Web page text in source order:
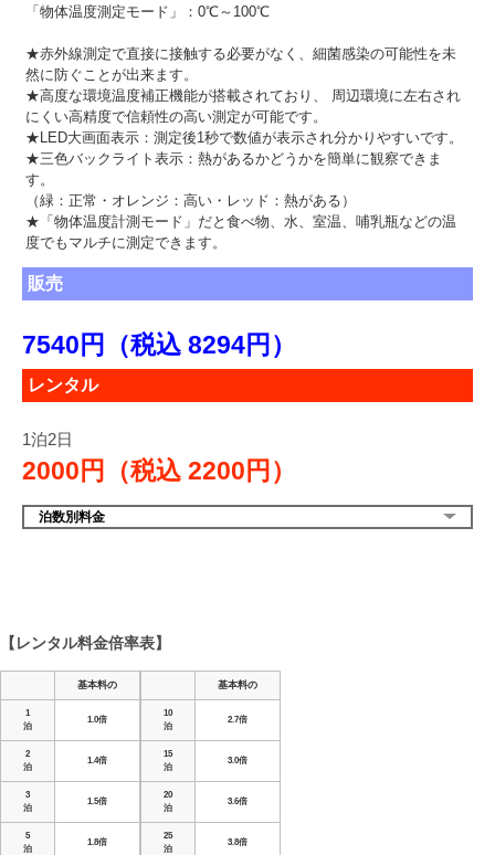
「物体温度測定モード」：0℃～100℃
★赤外線測定で直接に接触する必要がなく、細菌感染の可能性を未
然に防ぐことが出来ます。
★高度な環境温度補正機能が搭載されており、 周辺環境に左右され
にくい高精度で信頼性の高い測定が可能です。
★LED大画面表示：測定後1秒で数値が表示され分かりやすいです。
★三色バックライト表示：熱があるかどうかを簡単に観察できま
す。
（緑：正常・オレンジ：高い・レッド：熱がある）
★「物体温度計測モード」だと食べ物、水、室温、哺乳瓶などの温
度でもマルチに測定できます。
販売
7540円（税込 8294円）
レンタル
1泊2日
2000円（税込 2200円）
泊数別料金
【レンタル料金倍率表】
基本料の
1
泊
1.0倍
2
泊
1.4倍
3
泊
1.5倍
5
泊
1.8倍
基本料の
10
泊
2.7倍
15
泊
3.0倍
20
泊
3.6倍
25
泊
3.8倍